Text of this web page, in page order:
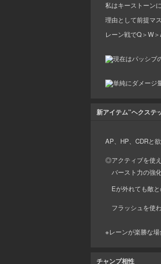
私はキーストーンに
理由として前提マ
レーン戦でQ＞W
現在はパッシブ
単純にダメージ
新アイテム”ヘクステ
AP、HP、CDRと
◎アクティブを使
バースト力の強
Eが外れても敵
フラッシュを使
※レーンが楽勝な
チャンプ相性